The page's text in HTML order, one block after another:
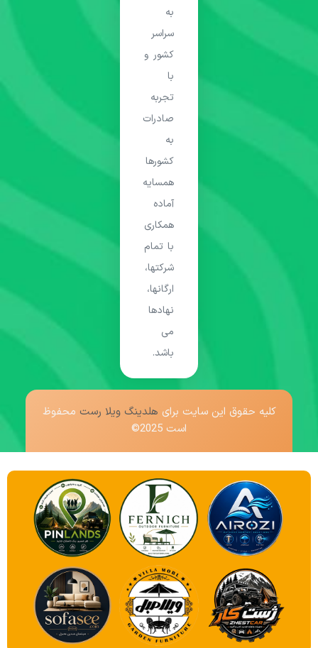
به
سراسر
کشور و
با
تجربه
صادرات
به
کشورها
همسایه
آماده
همکاری
با تمام
شرکتها،
ارگانها،
نهادها
می
باشد.
کلیه حقوق این سایت برای هلدینگ ویلا رست محفوظ
است 2025©